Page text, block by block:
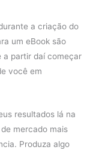
a criação do
um eBook são
a partir daí começar
você em
resultados lá na
mercado mais
Produza algo